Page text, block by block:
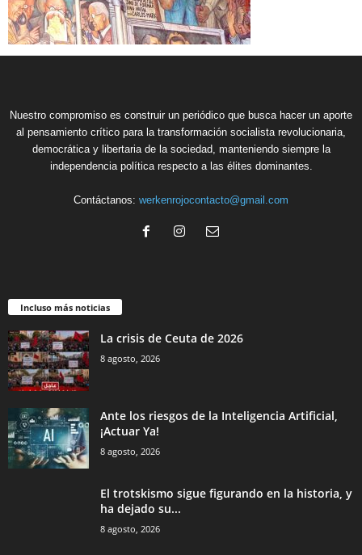
Nuestro compromiso es construir un periódico que busca hacer un aporte
al pensamiento crítico para la transformación socialista revolucionaria,
democrática y libertaria de la sociedad, manteniendo siempre la
independencia política respecto a las élites dominantes.
Contáctanos: werkenrojocontacto@gmail.com
Incluso más noticias
La crisis de Ceuta de 2026
8 agosto, 2026
Ante los riesgos de la Inteligencia Artificial,
¡Actuar Ya!
8 agosto, 2026
El trotskismo sigue figurando en la historia, y
ha dejado su...
8 agosto, 2026